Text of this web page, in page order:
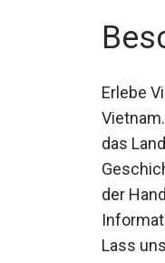
Erlebe
das
der
Lass